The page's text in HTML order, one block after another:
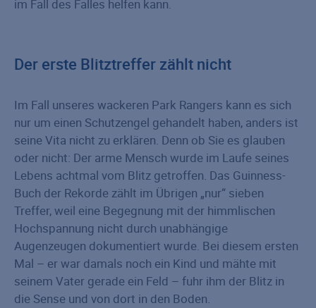
im Fall des Falles helfen kann.
Der erste Blitztreffer zählt nicht
Im Fall unseres wackeren Park Rangers kann es sich
nur um einen Schutzengel gehandelt haben, anders ist
seine Vita nicht zu erklären. Denn ob Sie es glauben
oder nicht: Der arme Mensch wurde im Laufe seines
Lebens achtmal vom Blitz getroffen. Das Guinness-
Buch der Rekorde zählt im Übrigen „nur“ sieben
Treffer, weil eine Begegnung mit der himmlischen
Hochspannung nicht durch unabhängige
Augenzeugen dokumentiert wurde. Bei diesem ersten
Mal – er war damals noch ein Kind und mähte mit
seinem Vater gerade ein Feld – fuhr ihm der Blitz in
die Sense und von dort in den Boden.